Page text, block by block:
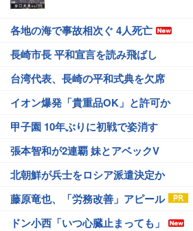
各地の海で事故相次ぐ 4人死亡
長崎市長 平和宣言を読み飛ばし
台湾代表、長崎の平和式典を欠席
イオン爆発「貴重品OK」と許可か
甲子園 10年ぶりに初戦で姿消す
張本智和が2連覇 妹とアベックV
北朝鮮が兵士をロシア派遣決定か
藤原竜也、「労務改善」アピール
ドン小西「いつ心臓止まっても」